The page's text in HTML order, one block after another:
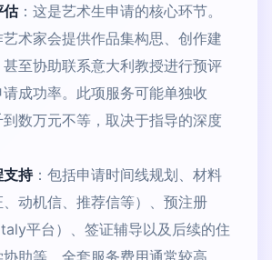
估：这是艺术生申请的核心环节。
术家会提供作品集构思、创作建
至协助联系意大利教授进行预评
成功率。此项服务可能单独收
数万元不等，取决于指导的深度
支持：包括申请时间线规划、材料
动机信、推荐信等）、预注册
平台）、签证辅导以及后续的住
助等。全套服务费用通常较高，